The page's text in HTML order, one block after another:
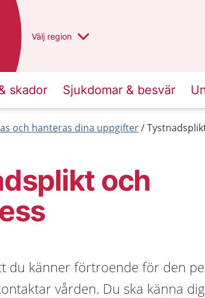
Du har valt region
Välj en annan
region
skador Sjukdomar & besvär
och hanteras dina uppgifter
och
du känner förtroende för den
vården. Du ska känna